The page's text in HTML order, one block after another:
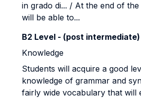
in grado di... / At the end of
will be able to...
B2 Level - (post
Knowledge
Students will acquire a good
knowledge of grammar and
fairly wide vocabulary that will